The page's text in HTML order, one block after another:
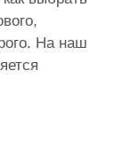
На наш